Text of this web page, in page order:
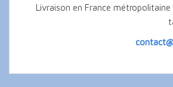
Livraison en France